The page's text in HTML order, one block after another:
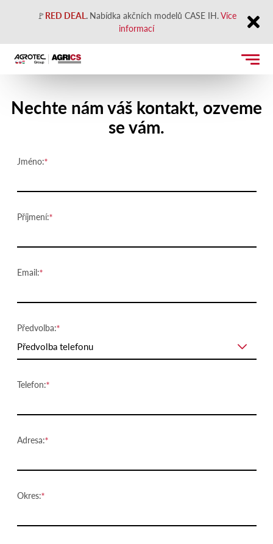
🚩RED DEAL. Nabídka akčních modelů CASE IH.Více
informací
Close
Nechte nám váš kontakt, ozveme
se vám.
Jméno:
Příjmení:
Email:
Předvolba:
Předvolba telefonu
Telefon:
Adresa:
Okres: